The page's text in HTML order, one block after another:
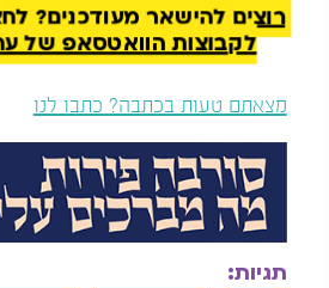
רוצים להישאר מעודכנים?
לקבוצות הוואטסאפ של ערוץ 2000
מצאתם טעות בכתבה? כתבו לנו
תגיות: